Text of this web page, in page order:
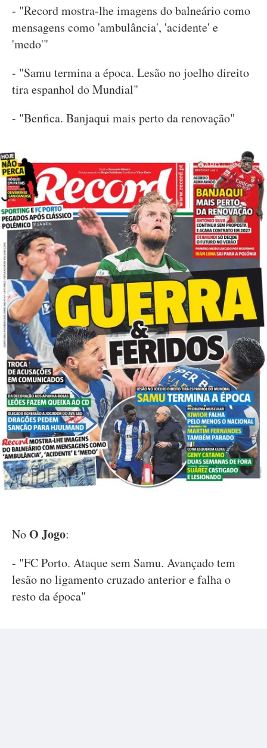
- "Record mostra-lhe imagens do balneário como
mensagens como 'ambulância', 'acidente' e
'medo'"
- "Samu termina a época. Lesão no joelho direito
tira espanhol do Mundial"
- "Benfica. Banjaqui mais perto da renovação"
NoO Jogo:
- "FC Porto. Ataque sem Samu. Avançado tem
lesão no ligamento cruzado anterior e falha o
resto da época"